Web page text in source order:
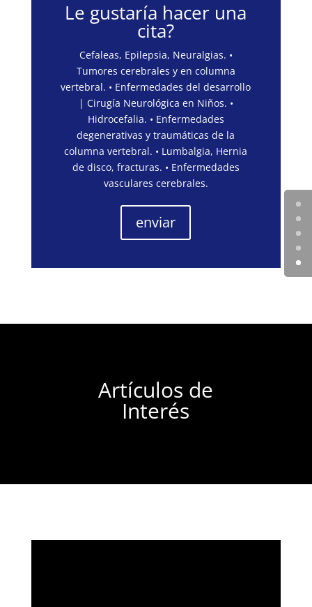
Le gustaría hacer una
cita?
Cefaleas, Epilepsia, Neuralgias. •
Tumores cerebrales y en columna
vertebral. • Enfermedades del desarrollo
| Cirugía Neurológica en Niños. •
Hidrocefalia. • Enfermedades
degenerativas y traumáticas de la
columna vertebral. • Lumbalgia, Hernia
de disco, fracturas. • Enfermedades
vasculares cerebrales.
enviar
Artículos de
Interés